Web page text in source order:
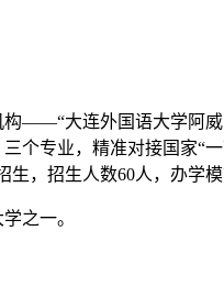
——“大连外国语大学阿
个专业，精准对接国家“
，招生人数60人，办学模
之一。